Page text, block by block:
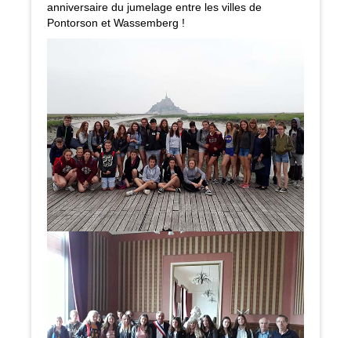
anniversaire du jumelage entre les villes de
Pontorson et Wassemberg !